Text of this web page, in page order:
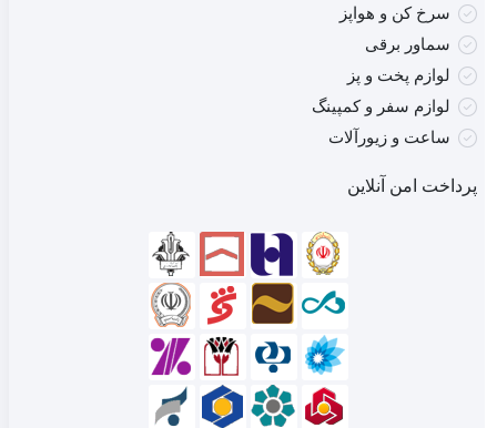
سرخ کن و هواپز
سماور برقی
لوازم پخت و پز
لوازم سفر و کمپینگ
ساعت و زیورآلات
پرداخت امن آنلاین